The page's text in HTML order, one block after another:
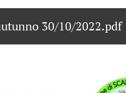
30/10/2022.pdf